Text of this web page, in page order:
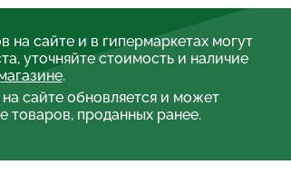
на сайте и в гипермаркетах могут
уточняйте стоимость и наличие
.
сайте обновляется и может
товаров, проданных ранее.